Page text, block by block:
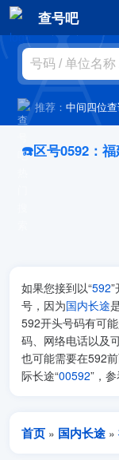
查号吧
推荐：中间四位
☎️区号0592：福
如果您接到以“592
号，因为国内长途
592开头号码有可
码、网络电话以及
也可能需要在592
际长途“00592”，
首页 » 国内长途 »